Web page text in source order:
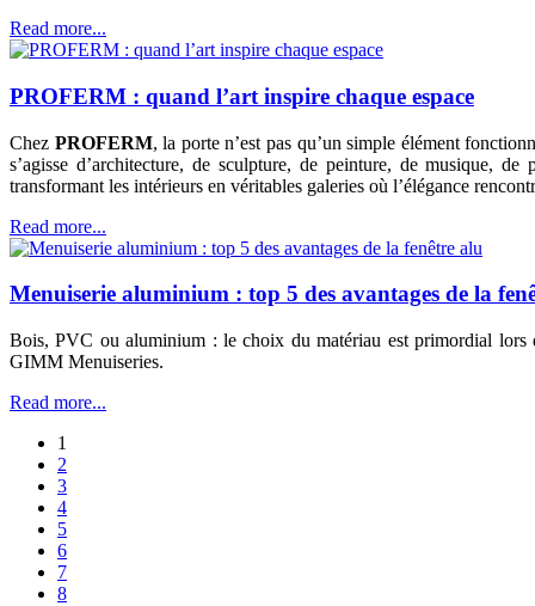
Read more...
PROFERM : quand l’art inspire chaque espace
Chez PROFERM, la porte n’est pas qu’un simple élément
s’agisse d’architecture, de sculpture, de peinture, de musique,
transformant les intérieurs en véritables galeries où l’élégance
Read more...
Menuiserie aluminium : top 5 des avantages de la
Bois, PVC ou aluminium : le choix du matériau est primordial lors
GIMM Menuiseries.
Read more...
1
2
3
4
5
6
7
8